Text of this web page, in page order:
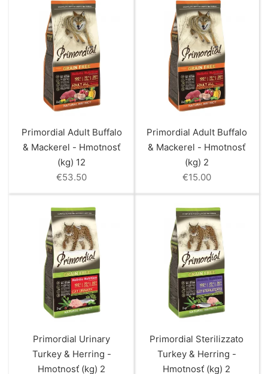
Primordial Adult Buffalo
& Mackerel - Hmotnosť
(kg) 12
€53.50
Primordial Adult Buffalo
& Mackerel - Hmotnosť
(kg) 2
€15.00
Primordial Urinary
Turkey & Herring -
Hmotnosť (kg) 2
Primordial Sterilizzato
Turkey & Herring -
Hmotnosť (kg) 2